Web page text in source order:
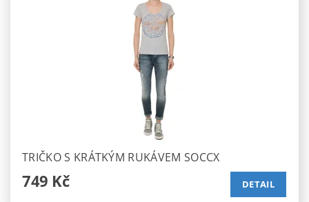
TRIČKO S KRÁTKÝM RUKÁVEM SOCCX
749 Kč DETAIL